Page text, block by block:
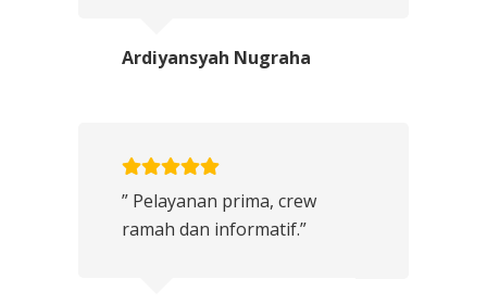
Ardiyansyah Nugraha
” Pelayanan prima, crew
ramah dan informatif.”